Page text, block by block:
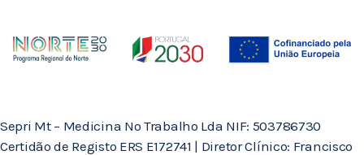
Sepri Mt – Medicina No Trabalho Lda NIF: 503786730
Certidão de Registo ERS E172741 | Diretor Clínico: Francisco